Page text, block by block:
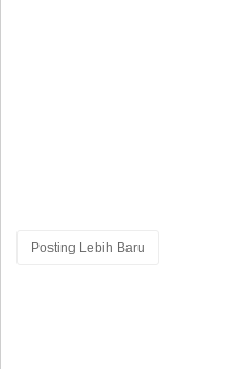
Posting Lebih Baru